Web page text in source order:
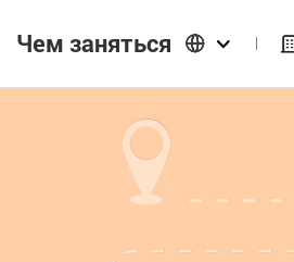
Чем заняться